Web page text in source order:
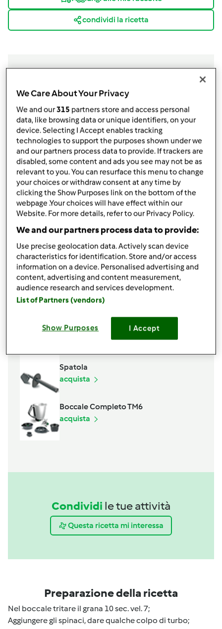
condividi la ricetta
Ingredienti
Malfatti di erbette
350gspinaci, erbette lessati e strizzati
250gricotta
1uovo
50gpecorino,o grana
400 gpolpa di pomodoro
1/2cipolla
q.b.olio extravergine di oliva
q.b.basilico
q.b. sale e pepe
pangrattato
Aggiungi alla lista della spesa
Varoma
Spatola
acquista
Boccale Completo TM6
acquista
Condividi le tue attività
Questa ricetta mi interessa
Preparazione della ricetta
Nel boccale tritare il grana 10 sec. vel. 7;
Aggiungere gli spinaci, dare qualche colpo di turbo;
We Care About Your Privacy
We and our315 partners store and access personal
data, like browsing data or unique identifiers, on your
device. Selecting I Accept enables tracking
technologies to support the purposes shown under we
and our partners process data to provide. If trackers are
disabled, some content and ads you see may not be as
relevant to you. You can resurface this menu to change
your choices or withdraw consent at any time by
clicking the Show Purposes link on the bottom of the
webpage .Your choices will have effect within our
Website. For more details, refer to our Privacy Policy.
We and our partners process data to provide:
Use precise geolocation data. Actively scan device
characteristics for identification. Store and/or access
information on a device. Personalised advertising and
content, advertising and content measurement,
audience research and services development.
List of Partners (vendors)
Show Purposes I Accept